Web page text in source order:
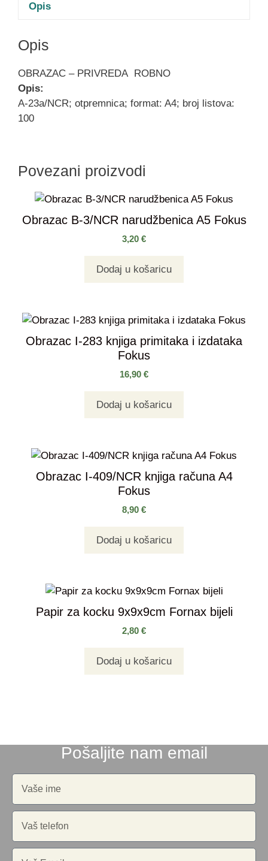
Opis
Opis
OBRAZAC – PRIVREDA
ROBNO
Opis:
A-23a/NCR; otpremnica; format: A4; broj listova:
100
Povezani proizvodi
Obrazac B-3/NCR narudžbenica A5 Fokus
3,20 €
Dodaj u košaricu
Obrazac I-283 knjiga primitaka i izdataka
Fokus
16,90 €
Dodaj u košaricu
Obrazac I-409/NCR knjiga računa A4
Fokus
8,90 €
Dodaj u košaricu
Papir za kocku 9x9x9cm Fornax bijeli
2,80 €
Dodaj u košaricu
Pošaljite nam email